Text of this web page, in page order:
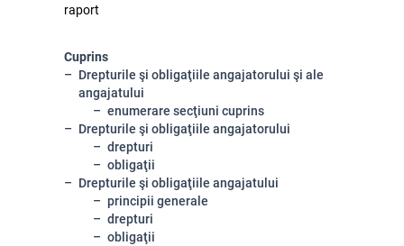
raport
Cuprins
Drepturile şi obligaţiile angajatorului şi ale
angajatului
enumerare secţiuni cuprins
Drepturile şi obligaţiile angajatorului
drepturi
obligaţii
Drepturile şi obligaţiile angajatului
principii generale
drepturi
obligaţii